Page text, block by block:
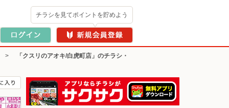
チラシを見てポイントを貯めよう
>
「クスリのアオキ/白虎町店」のチラシ・